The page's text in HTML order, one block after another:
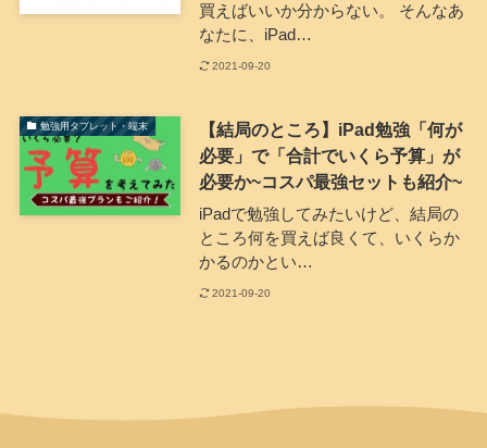
買えばいいか分からない。 そんなあ
なたに、iPad…
2021-09-20
勉強用タブレット・端末
【結局のところ】iPad勉強「何が
必要」で「合計でいくら予算」が
必要か~コスパ最強セットも紹介~
iPadで勉強してみたいけど、結局の
ところ何を買えば良くて、いくらか
かるのかとい…
2021-09-20